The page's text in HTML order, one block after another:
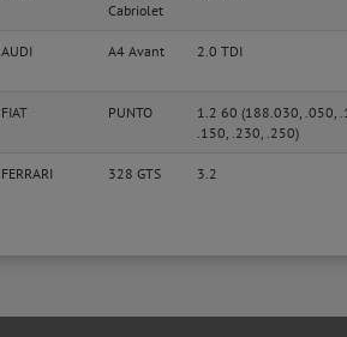
Cabriolet
AUDI A4 Avant 2.0 TDI
FIAT PUNTO
1.2 60 (188.030, .050,
.150, .230, .250)
FERRARI 328 GTS 3.2